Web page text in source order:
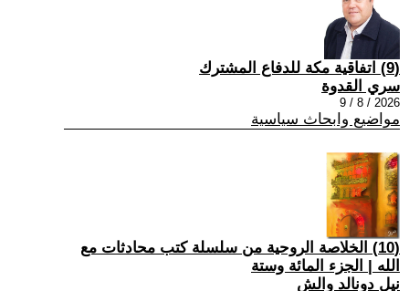
(9) اتفاقية مكة للدفاع المشترك
سري القدوة
2026 / 8 / 9
مواضيع وابحاث سياسية
(10) الخلاصة الروحية من سلسلة كتب محادثات مع
الله | الجزء المائة وستة
نيل دونالد والش